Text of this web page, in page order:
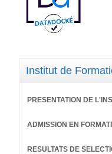
Institut de
PRESENTATION DE
ADMISSION EN
RESULTATS DE